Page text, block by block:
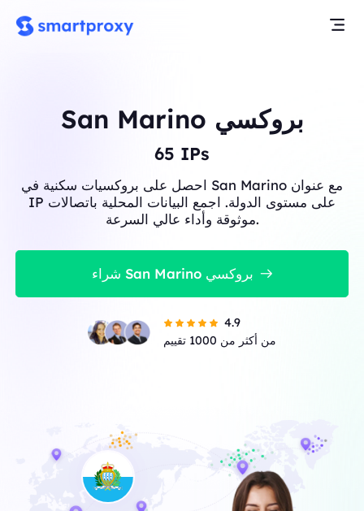
San Marino بروكسي
65 IPs
احصل على بروكسيات سكنية في San Marino مع عنوان
IP على مستوى الدولة. اجمع البيانات المحلية باتصالات
موثوقة وأداء عالي السرعة.
شراء San Marino بروكسي
4.9
من أكثر من 1000 تقييم